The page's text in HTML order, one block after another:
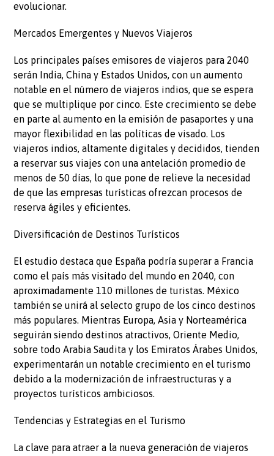
evolucionar.
Mercados Emergentes y Nuevos Viajeros
Los principales países emisores de viajeros para 2040
serán India, China y Estados Unidos, con un aumento
notable en el número de viajeros indios, que se espera
que se multiplique por cinco. Este crecimiento se debe
en parte al aumento en la emisión de pasaportes y una
mayor flexibilidad en las políticas de visado. Los
viajeros indios, altamente digitales y decididos, tienden
a reservar sus viajes con una antelación promedio de
menos de 50 días, lo que pone de relieve la necesidad
de que las empresas turísticas ofrezcan procesos de
reserva ágiles y eficientes.
Diversificación de Destinos Turísticos
El estudio destaca que España podría superar a Francia
como el país más visitado del mundo en 2040, con
aproximadamente 110 millones de turistas. México
también se unirá al selecto grupo de los cinco destinos
más populares. Mientras Europa, Asia y Norteamérica
seguirán siendo destinos atractivos, Oriente Medio,
sobre todo Arabia Saudita y los Emiratos Árabes Unidos,
experimentarán un notable crecimiento en el turismo
debido a la modernización de infraestructuras y a
proyectos turísticos ambiciosos.
Tendencias y Estrategias en el Turismo
La clave para atraer a la nueva generación de viajeros